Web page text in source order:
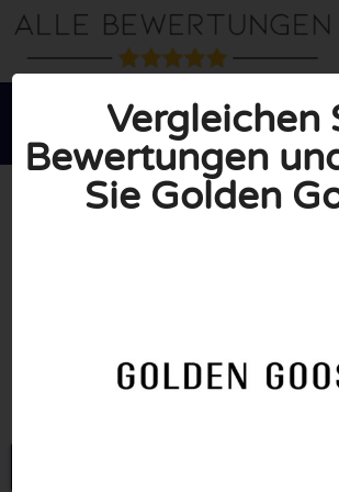
 
Vergleichen
Bewertungen
Sie Golden